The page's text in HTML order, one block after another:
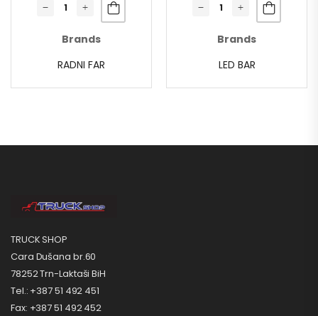
Brands
RADNI FAR
Brands
LED BAR
TRUCK SHOP
Cara Dušana br.60
78252 Trn-Laktaši BiH
Tel.: +387 51 492 451
Fax: +387 51 492 452